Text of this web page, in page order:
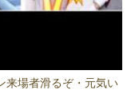
来場者滑るぞ・元気い